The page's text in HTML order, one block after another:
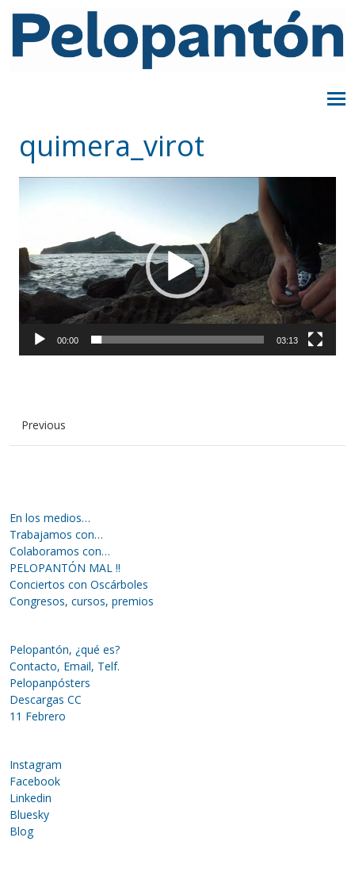
quimera_virot
00:00 03:13
Previous
En los medios…
Trabajamos con…
Colaboramos con…
PELOPANTÓN MAL !!
Conciertos con Oscárboles
Congresos, cursos, premios
Pelopantón, ¿qué es?
Contacto, Email, Telf.
Pelopanpósters
Descargas CC
11 Febrero
Instagram
Facebook
Linkedin
Bluesky
Blog